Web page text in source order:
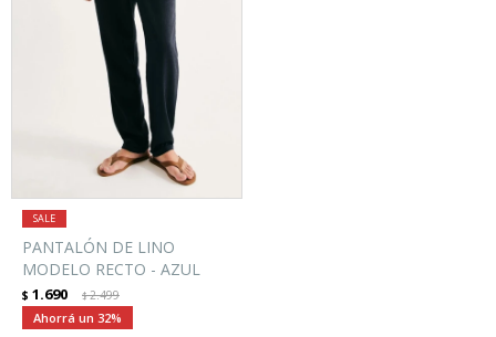
PANTALÓN DE LINO
MODELO RECTO - AZUL
$ 1.690 $2.499
32